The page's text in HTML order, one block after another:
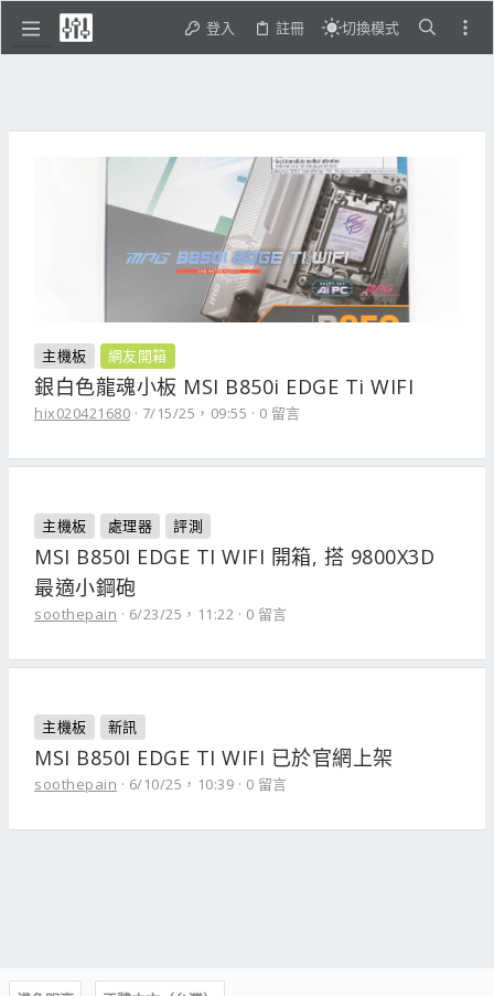
登入 註冊 切換模式
主機板 網友開箱
銀白色龍魂小板 MSI B850i EDGE Ti WIFI
hix020421680 7/15/25，09:55 0 留言
主機板 處理器 評測
MSI B850I EDGE TI WIFI 開箱, 搭 9800X3D
最適小鋼砲
soothepain 6/23/25，11:22 0 留言
主機板 新訊
MSI B850I EDGE TI WIFI 已於官網上架
soothepain 6/10/25，10:39 0 留言